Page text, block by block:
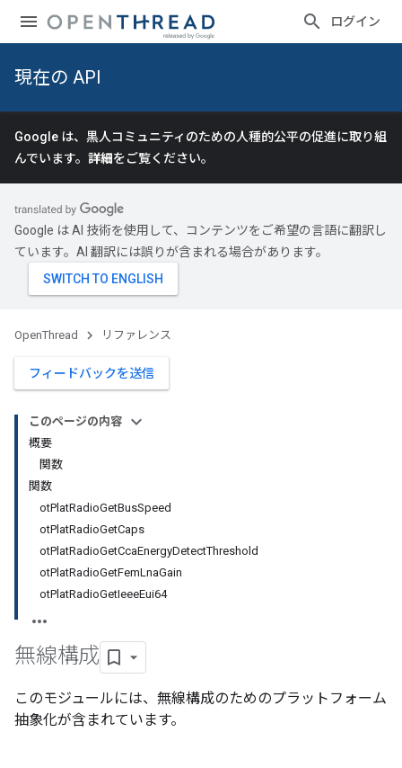
ログイン
現在の API
Google は、黒人コミュニティのための人種的公平の促進に取り組
んでいます。 詳細をご覧ください。
Google は AI 技術を使用して、コンテンツをご希望の言語に翻訳し
ています。AI 翻訳には誤りが含まれる場合があります。
OpenThread リファレンス
フィードバックを送信
このページの内容
概要
関数
関数
otPlatRadioGetBusSpeed
otPlatRadioGetCaps
otPlatRadioGetCcaEnergyDetectThreshold
otPlatRadioGetFemLnaGain
otPlatRadioGetIeeeEui64
無線構成
このモジュールには、無線構成のためのプラットフォーム
抽象化が含まれています。